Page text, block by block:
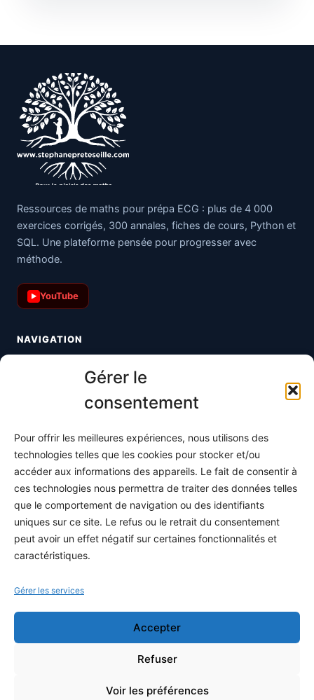
Gérer le
consentement
Pour offrir les meilleures expériences, nous utilisons des
technologies telles que les cookies pour stocker et/ou
accéder aux informations des appareils. Le fait de consentir à
ces technologies nous permettra de traiter des données telles
que le comportement de navigation ou des identifiants
uniques sur ce site. Le refus ou le retrait du consentement
peut avoir un effet négatif sur certaines fonctionnalités et
caractéristiques.
Gérer les services
Accepter
Refuser
Voir les préférences
Ressources de maths pour prépa ECG : plus de 4 000
exercices corrigés, 300 annales, fiches de cours, Python et
SQL. Une plateforme pensée pour progresser avec
méthode.
▶ YouTube
NAVIGATION
Toutes les maths
S'abonner
À propos
Contact / Support
Mes publications
INFORMATIONS LÉGALES
Conditions générales de vente